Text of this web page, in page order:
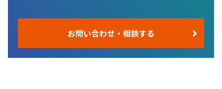
お問い合わせ・相談する